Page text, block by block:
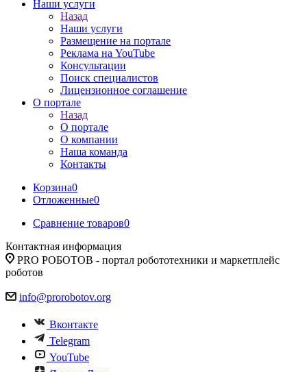
Наши услуги
Назад
Наши услуги
Размещение на портале
Реклама на YouTube
Консультации
Поиск специалистов
Лицензионное соглашение
О портале
Назад
О портале
О компании
Наша команда
Контакты
Корзина0
Отложенные0
Сравнение товаров0
Контактная информация
PRO РОБОТОВ - портал робототехники и маркетплейс
роботов
info@prorobotov.org
Вконтакте
Telegram
YouTube